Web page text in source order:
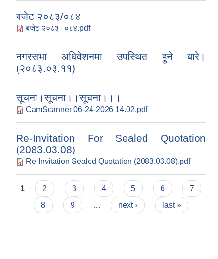
बजेट २०८३/०८४
बजेट २०८३।०८४.pdf
नगरसभा अधिवेशनमा उपस्थित हुने बारे।
(२०८३.०३.११)
सूचना।सूचना।।सूचना।।।
CamScanner 06-24-2026 14.02.pdf
Re-Invitation For Sealed Quotation
(2083.03.08)
Re-Invitation Sealed Quotation (2083.03.08).pdf
Pages
1 2 3 4 5 6
7
8
9 … next › last »